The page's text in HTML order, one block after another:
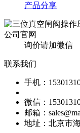
产品分享
询价请加微信
联系我们
手机：
微信：
邮箱：
地址：北京市